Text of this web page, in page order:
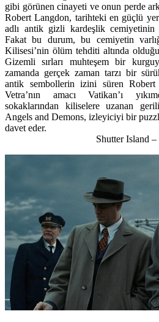
gibi görünen cinayeti ve onun perde
Robert Langdon, tarihteki en güçlü
adlı antik gizli kardeşlik cemiyetinin
Fakat bu durum, bu cemiyetin
Kilisesi’nin ölüm tehditi altında
Gizemli sırları muhteşem bir
zamanda gerçek zaman tarzı bir
antik sembollerin izini süren
Vetra’nın amacı Vatikan’ı
sokaklarından kiliselere uzanan
Angels and Demons, izleyiciyi bir
davet eder.
Shutter Island –